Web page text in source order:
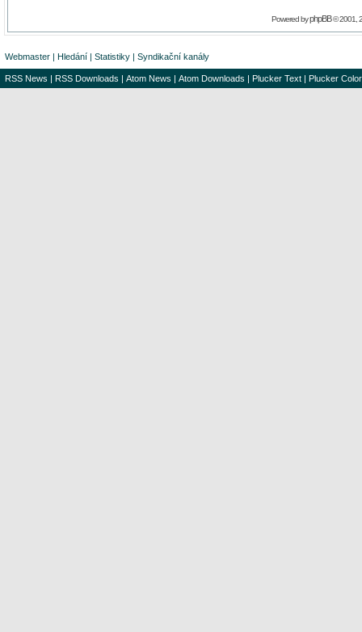
Powered byphpBB© 2001,
Webmaster | Hledání | Statistiky | Syndikační kanály
RSS News | RSS Downloads | Atom News | Atom Downloads | Plucker Text | Plucker Color